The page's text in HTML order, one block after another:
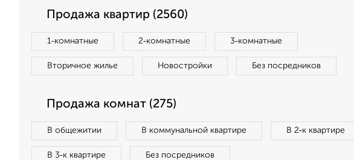
Продажа квартир (2560)
1‑комнатные 2‑комнатные 3‑комнатные
Вторичное жилье Новостройки Без посредников
Продажа комнат (275)
В общежитии В коммунальной квартире В 2‑к квартире
В 3‑к квартире Без посредников